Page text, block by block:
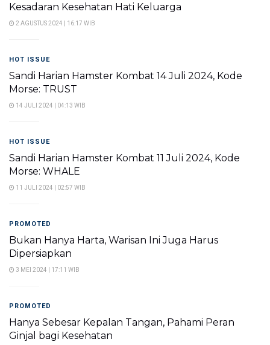
Kesadaran Kesehatan Hati Keluarga
2 AGUSTUS 2024 | 16:17 WIB
HOT ISSUE
Sandi Harian Hamster Kombat 14 Juli 2024, Kode
Morse: TRUST
14 JULI 2024 | 04:13 WIB
HOT ISSUE
Sandi Harian Hamster Kombat 11 Juli 2024, Kode
Morse: WHALE
11 JULI 2024 | 02:57 WIB
PROMOTED
Bukan Hanya Harta, Warisan Ini Juga Harus
Dipersiapkan
3 MEI 2024 | 17:11 WIB
PROMOTED
Hanya Sebesar Kepalan Tangan, Pahami Peran
Ginjal bagi Kesehatan